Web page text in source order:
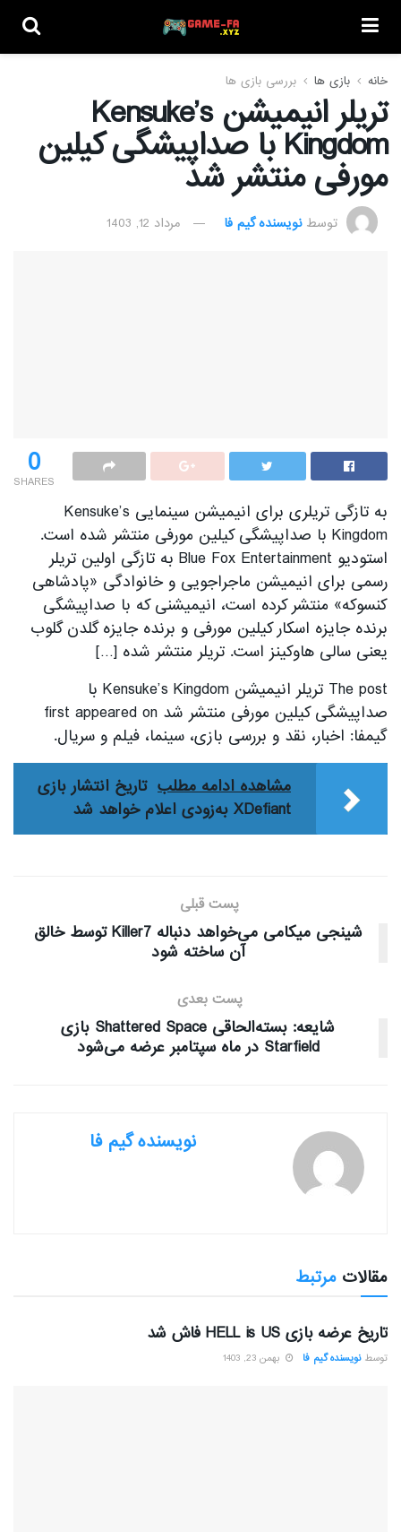
خانه بازی ها بررسی بازی ها
تریلر انیمیشن Kensuke’s
Kingdom با صداپیشگی کیلین
مورفی منتشر شد
توسط نویسنده گیم فا مرداد 12, 1403
0
SHARES
به تازگی تریلری برای انیمیشن سینمایی Kensuke’s
Kingdom با صداپیشگی کیلین مورفی منتشر شده است.
استودیو Blue Fox Entertainment به تازگی اولین تریلر
رسمی برای انیمیشن ماجراجویی و خانوادگی «پادشاهی
کنسوکه» منتشر کرده است، انیمیشنی که با صداپیشگی
برنده جایزه اسکار کیلین مورفی و برنده جایزه گلدن گلوب
یعنی سالی هاوکینز است. تریلر منتشر شده […]
The post تریلر انیمیشن Kensuke’s Kingdom با
صداپیشگی کیلین مورفی منتشر شد first appeared on
گیمفا: اخبار، نقد و بررسی بازی، سینما، فیلم و سریال.
مشاهده ادامه مطلب تاریخ انتشار بازی
XDefiant به‌زودی اعلام خواهد شد
پست قبلی
شینجی میکامی می‌خواهد دنباله Killer7 توسط خالق
آن ساخته شود
پست بعدی
شایعه: بسته‌الحاقی Shattered Space بازی
Starfield در ماه سپتامبر عرضه می‌شود
نویسنده گیم فا
مقالات مرتبط
تاریخ عرضه بازی HELL is US فاش شد
توسط نویسنده گیم فا بهمن 23, 1403